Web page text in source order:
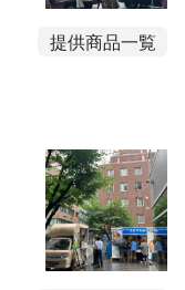
提供商品一覧